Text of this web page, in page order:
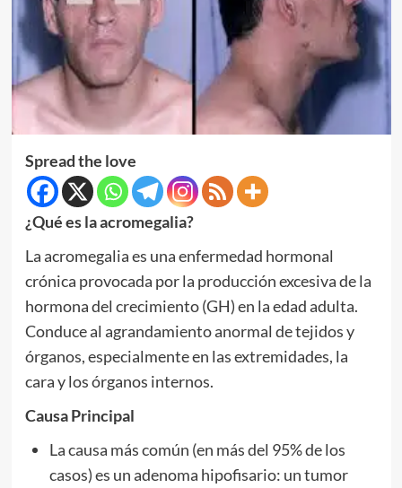
Spread the love
¿Qué es la acromegalia?
La acromegalia es una enfermedad hormonal
crónica provocada por la producción excesiva de la
hormona del crecimiento (GH) en la edad adulta.
Conduce al agrandamiento anormal de tejidos y
órganos, especialmente en las extremidades, la
cara y los órganos internos.
Causa Principal
La causa más común (en más del 95% de los
casos) es un adenoma hipofisario: un tumor